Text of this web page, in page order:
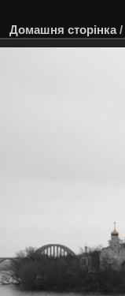
Домашня сторінка/